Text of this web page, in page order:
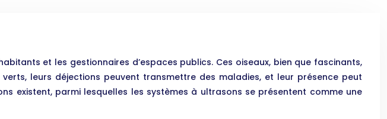
et les gestionnaires d’espaces publics. Ces oiseaux, bien que fascinants,
leurs déjections peuvent transmettre des maladies, et leur présence peut
existent, parmi lesquelles les systèmes à ultrasons se présentent comme une